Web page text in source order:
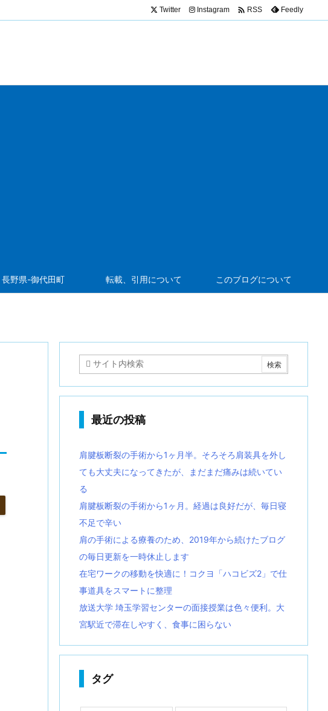
長野県-御代田町 転載、引用について このブログについて
Twitter Instagram  RSS Feedly
最近の投稿
肩腱板断裂の手術から1ヶ月半。そろそろ肩装具を外し
ても大丈夫になってきたが、まだまだ痛みは続いてい
る
肩腱板断裂の手術から1ヶ月。経過は良好だが、毎日寝
不足で辛い
肩の手術による療養のため、2019年から続けたブログ
の毎日更新を一時休止します
在宅ワークの移動を快適に！コクヨ「ハコビズ2」で仕
事道具をスマートに整理
放送大学 埼玉学習センターの面接授業は色々便利。大
宮駅近で滞在しやすく、食事に困らない
タグ